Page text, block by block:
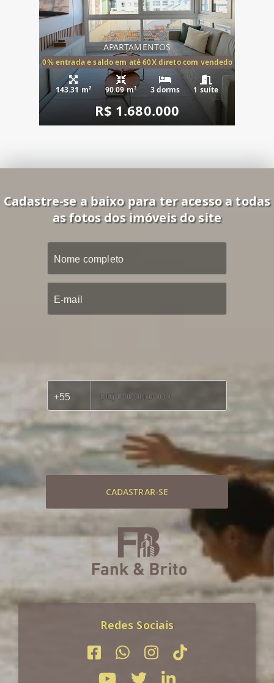
APARTAMENTOS
20% entrada e saldo em até 60X direto com vendedor
143.31 m² 90.09 m² 3 dorms 1 suíte
R$ 1.680.000
Cadastre-se a baixo para ter acesso a todas
as fotos dos imóveis do site
CADASTRAR-SE
Redes Sociais